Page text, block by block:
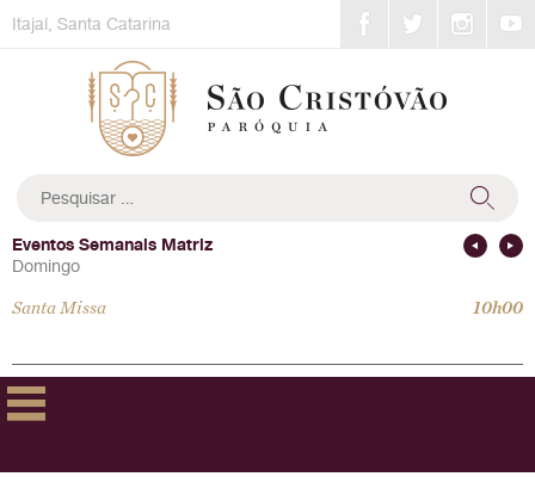
toItajaí, Santa Catarina
por:
Eventos Semanais Matriz
Domingo
Santa Missa 10h00